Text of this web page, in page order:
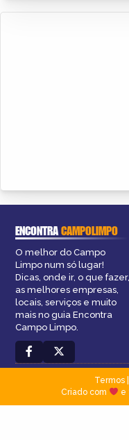
ENCONTRACAMPOLIMPO
O melhor do Campo
Limpo num só lugar!
Dicas, onde ir, o que fazer,
as melhores empresas,
locais, serviços e muito
mais no guia Encontra
Campo Limpo.
Termos|
Criado com
e